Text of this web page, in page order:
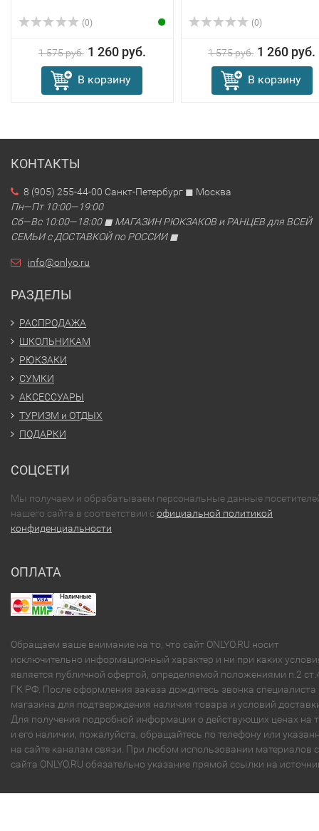
(0)
1 575 руб. 1 260 руб.
В корзину
(0)
1 575 руб. 1 260 руб.
В корзину
КОНТАКТЫ
8 (905) 255-44-00 Санкт-Петербург ◼ Москва
Пн—Пт 10:00—19:00
Сб—Вс 10:00—18:00 ◼ МАГАЗИН РЮКЗАКОВ и РАНЦЕВ для ВСЕЙ
СЕМЬИ с ДОСТАВКОЙ по РОССИИ ◼
info@onlyo.ru
РАЗДЕЛЫ
РАСПРОДАЖА
ШКОЛЬНИКАМ
РЮКЗАКИ
СУМКИ
АКСЕССУАРЫ
ТУРИЗМ и ОТДЫХ
ПОДАРКИ
СОЦСЕТИ
Мы получаем и обрабатываем персональные данные
нашего сайта в соответствии софициальной политикой
конфиденциальности
ОПЛАТА
Обращаем ваше внимание на то, что сайт ONLYO.RU носит
исключительно информационный характер и ни при каких
является публичной офертой, определяемой положениями п.2
ГК РФ. После оформления заказа дождитесь звонка специалиста
магазина для подтверждения наличия товара и условий
Для получения подробной информации о действующих ценах на
и его наличии, пожалуйста, обращайтесь по телефону или
на сайте каналам связи. При любом использовании материалов с
сайта ONLYO.RU обязательно указание прямой ссылки на